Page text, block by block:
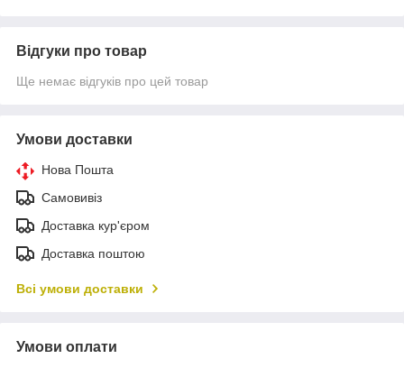
Відгуки про товар
Ще немає відгуків про цей товар
Умови доставки
Нова Пошта
Самовивіз
Доставка кур'єром
Доставка поштою
Всі умови доставки
Умови оплати